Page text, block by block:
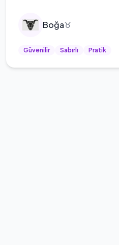
Boğa♉
Güvenilir Sabırlı Pratik